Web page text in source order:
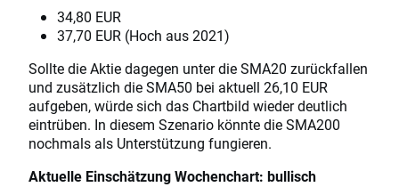
34,80 EUR
37,70 EUR (Hoch aus 2021)
Sollte die Aktie dagegen unter die SMA20 zurückfallen
und zusätzlich die SMA50 bei aktuell 26,10 EUR
aufgeben, würde sich das Chartbild wieder deutlich
eintrüben. In diesem Szenario könnte die SMA200
nochmals als Unterstützung fungieren.
Aktuelle Einschätzung Wochenchart: bullisch